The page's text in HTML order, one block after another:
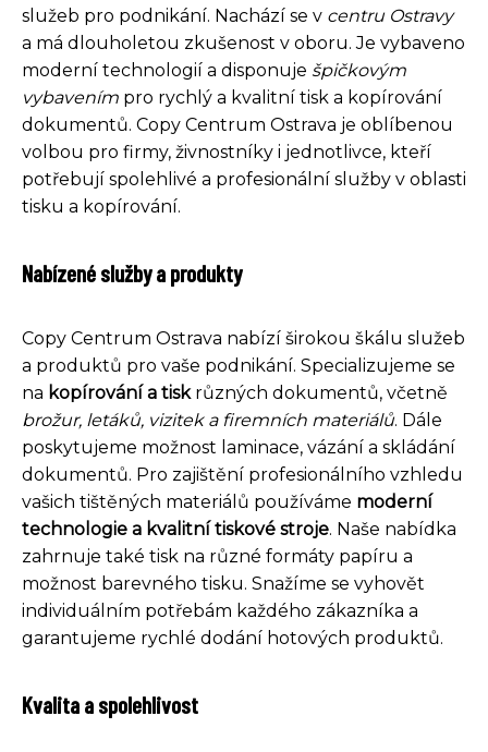
služeb pro podnikání. Nachází se v centru Ostravy
a má dlouholetou zkušenost v oboru. Je vybaveno
moderní technologií a disponuje špičkovým
vybavením pro rychlý a kvalitní tisk a kopírování
dokumentů. Copy Centrum Ostrava je oblíbenou
volbou pro firmy, živnostníky i jednotlivce, kteří
potřebují spolehlivé a profesionální služby v oblasti
tisku a kopírování.
Nabízené služby a produkty
Copy Centrum Ostrava nabízí širokou škálu služeb
a produktů pro vaše podnikání. Specializujeme se
na kopírování a tiskrůzných dokumentů, včetně
brožur, letáků, vizitek a firemních materiálů. Dále
poskytujeme možnost laminace, vázání a skládání
dokumentů. Pro zajištění profesionálního vzhledu
vašich tištěných materiálů používáme moderní
technologie a kvalitní tiskové stroje. Naše nabídka
zahrnuje také tisk na různé formáty papíru a
možnost barevného tisku. Snažíme se vyhovět
individuálním potřebám každého zákazníka a
garantujeme rychlé dodání hotových produktů.
Kvalita a spolehlivost